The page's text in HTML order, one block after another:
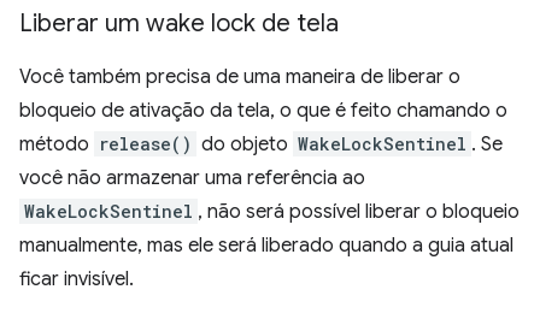
Liberar um wake lock de tela
Você também precisa de uma maneira de liberar o
bloqueio de ativação da tela, o que é feito chamando o
método release() do objeto WakeLockSentinel . Se
você não armazenar uma referência ao
WakeLockSentinel , não será possível liberar o bloqueio
manualmente, mas ele será liberado quando a guia atual
ficar invisível.